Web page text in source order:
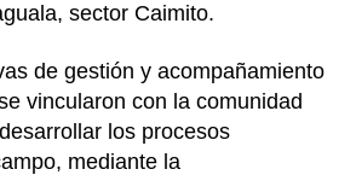
sector Caimito.
de gestión y acompañamiento
vincularon con la comunidad
los procesos
mediante la